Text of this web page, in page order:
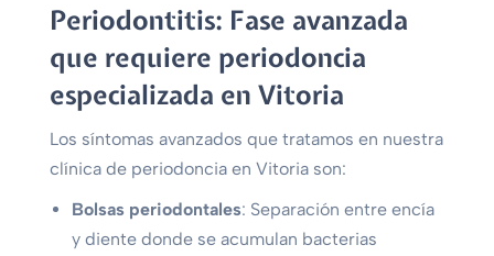
Periodontitis: Fase avanzada
que requiere periodoncia
especializada en Vitoria
Los síntomas avanzados que tratamos en nuestra
clínica de periodoncia en Vitoria son:
Bolsas periodontales: Separación entre encía
y diente donde se acumulan bacterias